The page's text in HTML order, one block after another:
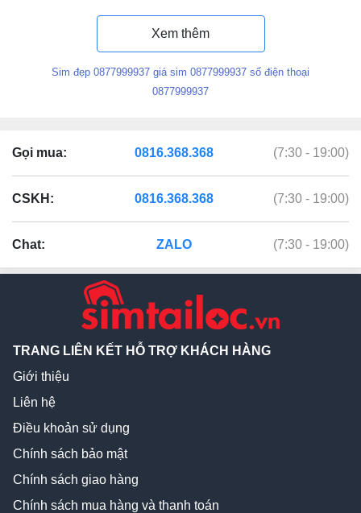
Xem thêm
Sim đẹp 0877999937 giá sim 0877999937 số điện thoại
0877999937
Gọi mua: 0816.368.368 (7:30 - 19:00)
CSKH: 0816.368.368 (7:30 - 19:00)
Chat: ZALO (7:30 - 19:00)
TRANG LIÊN KẾT HỖ TRỢ KHÁCH HÀNG
Giới thiệu
Liên hệ
Điều khoản sử dụng
Chính sách bảo mật
Chính sách giao hàng
Chính sách mua hàng và thanh toán